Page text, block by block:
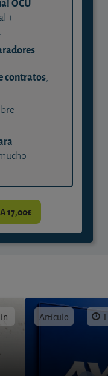
+
.
contratos,
17,00€
Artículo